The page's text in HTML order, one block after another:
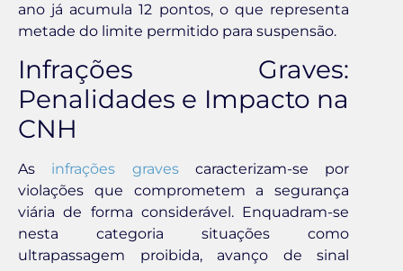
ano já acumula 12 pontos, o que representa
metade do limite permitido para suspensão.
Infrações Graves:
Penalidades e Impacto na
CNH
As infrações gravescaracterizam-se por
violações que comprometem a segurança
viária de forma considerável. Enquadram-se
nesta categoria situações como
ultrapassagem proibida, avanço de sinal